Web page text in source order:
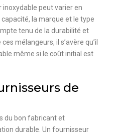
inoxydable peut varier en
la marque et le type
tenu de la durabilité et
mélangeurs, il s’avère qu’il
même si le coût initial est
de
du bon fabricant et
durable. Un fournisseur